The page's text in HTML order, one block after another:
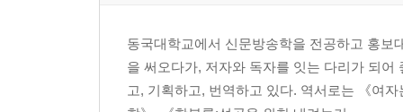
인생에서 ‘시간 낭비’를 제거하기 위해
‘스트레스가 심한 일’부터 그만둬 본다
소요 시간이 아니라 스트레스 정도로 판단한다
동국대학교에서 신문방송학을 전공하고 홍
을 써오다가, 저자와 독자를 잇는 다리가 되
고, 기획하고, 번역하고 있다. 역서로는 《여